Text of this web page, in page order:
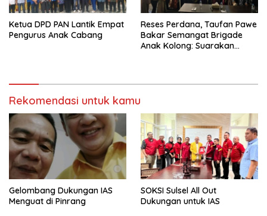
Ketua DPD PAN Lantik Empat
Pengurus Anak Cabang
Reses Perdana, Taufan Pawe
Bakar Semangat Brigade
Anak Kolong: Suarakan
Rekomendasi untuk kamu
Gelombang Dukungan IAS
Menguat di Pinrang
SOKSI Sulsel All Out
Dukungan untuk IAS